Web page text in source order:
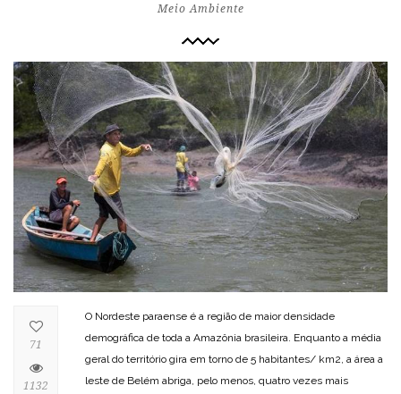
Meio Ambiente
O Nordeste paraense é a região de maior densidade
demográfica de toda a Amazônia brasileira. Enquanto a média
geral do território gira em torno de 5 habitantes/ km2, a área a
leste de Belém abriga, pelo menos, quatro vezes mais
71
1132